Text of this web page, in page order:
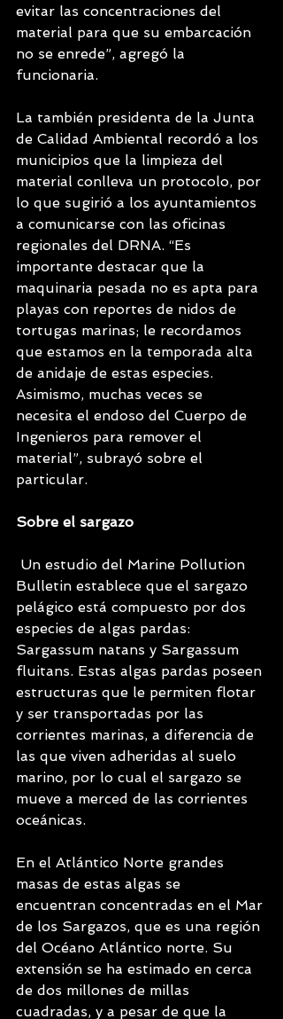
evitar las concentraciones del
material para que su embarcación
no se enrede”, agregó la
funcionaria.
La también presidenta de la Junta
de Calidad Ambiental recordó a los
municipios que la limpieza del
material conlleva un protocolo, por
lo que sugirió a los ayuntamientos
a comunicarse con las oficinas
regionales del DRNA. “Es
importante destacar que la
maquinaria pesada no es apta para
playas con reportes de nidos de
tortugas marinas; le recordamos
que estamos en la temporada alta
de anidaje de estas especies.
Asimismo, muchas veces se
necesita el endoso del Cuerpo de
Ingenieros para remover el
material”, subrayó sobre el
particular.
Sobre el sargazo
Bulletin establece que el sargazo
pelágico está compuesto por dos
especies de algas pardas:
Sargassum natans y Sargassum
fluitans. Estas algas pardas poseen
estructuras que le permiten flotar
y ser transportadas por las
corrientes marinas, a diferencia de
las que viven adheridas al suelo
marino, por lo cual el sargazo se
mueve a merced de las corrientes
oceánicas.
En el Atlántico Norte grandes
masas de estas algas se
encuentran concentradas en el Mar
de los Sargazos, que es una región
del Océano Atlántico norte. Su
extensión se ha estimado en cerca
de dos millones de millas
cuadradas, y a pesar de que la